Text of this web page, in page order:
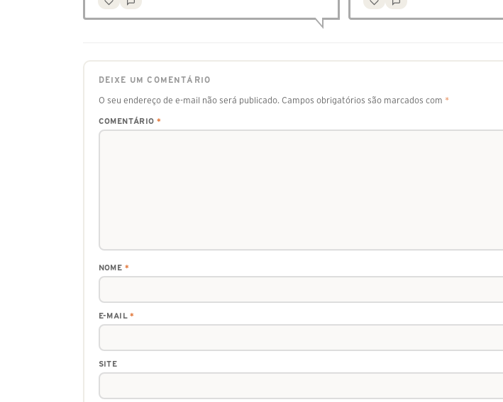
DEIXE UM COMENTÁRIO
O seu endereço de e-mail não será publicado. Campos obrigatórios são marcados com *
COMENTÁRIO *
NOME *
E-MAIL*
SITE